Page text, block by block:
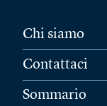
Chi siamo
Contattaci
Sommario